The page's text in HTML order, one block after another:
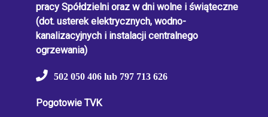
pracy Spółdzielni oraz w dni wolne i świąteczne
(dot. usterek elektrycznych, wodno-
kanalizacyjnych i instalacji centralnego
ogrzewania)
502 050 406 lub 797 713 626
Pogotowie TVK